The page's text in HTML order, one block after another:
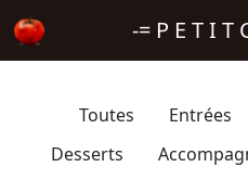
-= P E T I T
Toutes Entrées
Desserts